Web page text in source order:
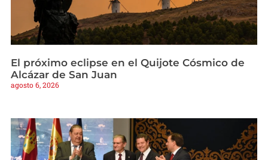
El próximo eclipse en el Quijote Cósmico de
Alcázar de San Juan
agosto 6, 2026